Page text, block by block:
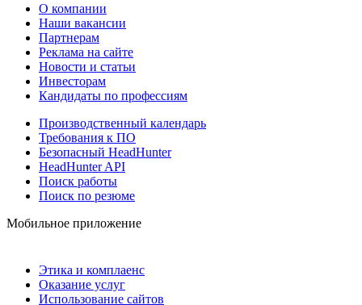
О компании
Наши вакансии
Партнерам
Реклама на сайте
Новости и статьи
Инвесторам
Кандидаты по профессиям
Производственный календарь
Требования к ПО
Безопасный HeadHunter
HeadHunter API
Поиск работы
Поиск по резюме
Мобильное приложение
Этика и комплаенс
Оказание услуг
Использование сайтов